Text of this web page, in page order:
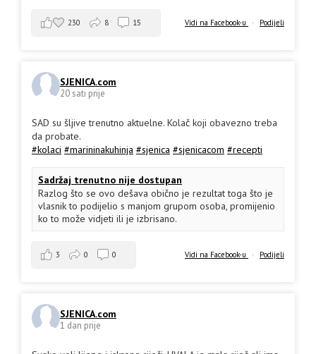
Vidi na Facebook-u · Podijeli
230 8 15
SJENICA.com
20 sati prije
SAD su šljive trenutno aktuelne. Kolač koji obavezno treba
da probate.
#kolaci #marininakuhinja #sjenica #sjenicacom #recepti
Sadržaj trenutno nije dostupan
Razlog što se ovo dešava obično je rezultat toga što je
vlasnik to podijelio s manjom grupom osoba, promijenio
ko to može vidjeti ili je izbrisano.
Vidi na Facebook-u · Podijeli
3 0 0
SJENICA.com
1 dan prije